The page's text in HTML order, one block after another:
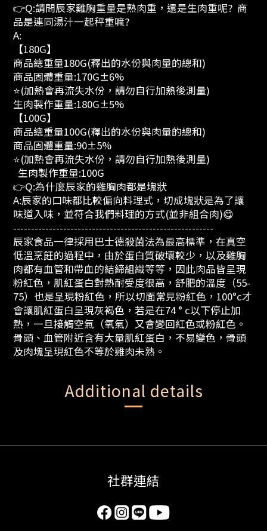
👉Q:請問辰家雞胸重量是熟肉重，還是生肉重呢? 商
品是連同湯汁一起秤重嘛?
A:
【180G】
商品總重量180G(釋出的水份與肉量的總和)
商品固體重量:170G±6%
⭐(加熱會再流失水份，請勿自行加熱後測量)
生肉製作重量:180G±5%
【100G】
商品總重量100G(釋出的水份與肉量的總和)
商品固體重量:90±5%
⭐(加熱會再流失水份，請勿自行加熱後測量)
生肉製作重量:100G
👉Q:為什麼辰家的雞胸肉都是塊狀
A:辰家的口味都比較偏向料理式，切成塊狀是為了讓
味道入味，並符合我們料理的方式(並非組合肉)😋
--------------------------------------------------------
辰家食品一律採用巴士德殺菌法為最高標準，在真空
低溫烹飪的過程中，由於蛋白質破壞較少，以及雞胸
肉都有血管和帶血的結締組織等等，因此肉品皆呈現
粉紅色，肌紅蛋白對熱耐受度很高，舒肥的溫度（55-
75）也是呈現粉紅色，所以切面常見粉紅色，100°c才
會讓肌紅蛋白呈現灰褐色，若是在74 ° c以下停止加
熱，一旦接觸空氣（氧氣）又會變回紅色或粉紅色。
骨頭、血管附近含有大量肌紅蛋白，不易變色，骨頭
及肉塊呈現紅色不等於雞肉未熟。
Additional details
社群連結